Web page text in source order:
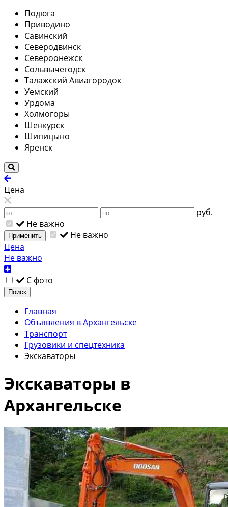
Подюга
Приводино
Савинский
Северодвинск
Североонежск
Сольвычегодск
Талажский Авиагородок
Уемский
Урдома
Холмогоры
Шенкурск
Шипицыно
Яренск
Цена
руб.
Не важно
Применить
Не важно
Цена
Не важно
С фото
Поиск
Главная
Объявления в Архангельске
Транспорт
Грузовики и спецтехника
Экскаваторы
Экскаваторы в
Архангельске